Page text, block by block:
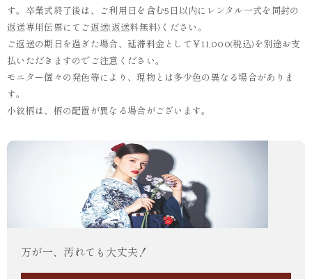
す。卒業式終了後は、ご利用日を含む5日以内にレンタル一式を同封の
返送専用伝票にてご返送(返送料無料)ください。
ご返送の期日を過ぎた場合、延滞料金として￥11,000(税込)を別途お支
払いただきますのでご注意ください。
モニター個々の発色等により、現物とは多少色の異なる場合がありま
す。
小紋柄は、柄の配置が異なる場合がございます。
万が一、汚れても大丈夫！